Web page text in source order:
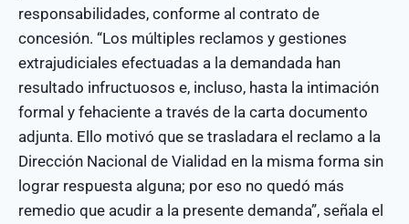
responsabilidades, conforme al contrato de
concesión. “Los múltiples reclamos y gestiones
extrajudiciales efectuadas a la demandada han
resultado infructuosos e, incluso, hasta la intimación
formal y fehaciente a través de la carta documento
adjunta. Ello motivó que se trasladara el reclamo a la
Dirección Nacional de Vialidad en la misma forma sin
lograr respuesta alguna; por eso no quedó más
remedio que acudir a la presente demanda”, señala el